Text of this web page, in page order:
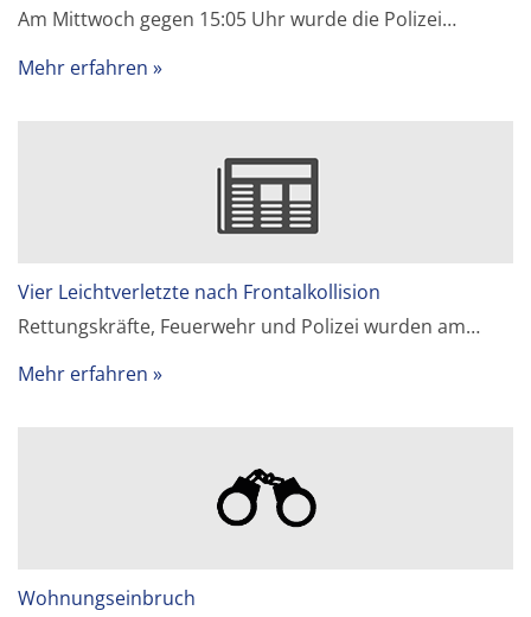
Am Mittwoch gegen 15:05 Uhr wurde die Polizei…
Mehr erfahren
Vier Leichtverletzte nach Frontalkollision
Rettungskräfte, Feuerwehr und Polizei wurden am…
Mehr erfahren
Wohnungseinbruch